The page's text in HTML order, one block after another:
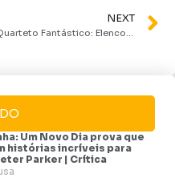
NEXT
Quarteto Fantástico: Elenco comenta relação de Namor e Sue Storm em Avengers: Doomsday
Um Novo Dia prova que
histórias incríveis para
Parker | Crítica